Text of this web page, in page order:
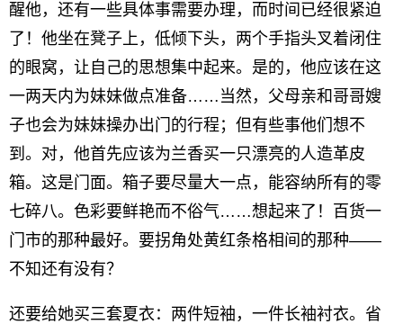
醒他，还有一些具体事需要办理，而时间已经很紧迫
了！他坐在凳子上，低倾下头，两个手指头叉着闭住
的眼窝，让自己的思想集中起来。是的，他应该在这
一两天内为妹妹做点准备……当然，父母亲和哥哥嫂
子也会为妹妹操办出门的行程；但有些事他们想不
到。对，他首先应该为兰香买一只漂亮的人造革皮
箱。这是门面。箱子要尽量大一点，能容纳所有的零
七碎八。色彩要鲜艳而不俗气……想起来了！百货一
门市的那种最好。要拐角处黄红条格相间的那种——
不知还有没有？
还要给她买三套夏衣：两件短袖，一件长袖衬衣。省